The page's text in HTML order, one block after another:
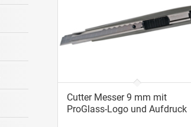
Cutter Messer 9 mm mit
ProGlass-Logo und Aufdruck